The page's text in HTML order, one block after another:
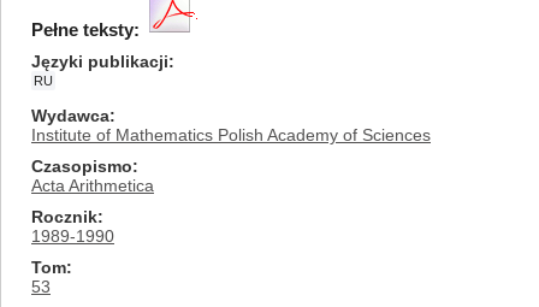
Pełne teksty:
Języki publikacji
RU
Wydawca
Institute of Mathematics Polish Academy of Sciences
Czasopismo
Acta Arithmetica
Rocznik
1989-1990
Tom
53